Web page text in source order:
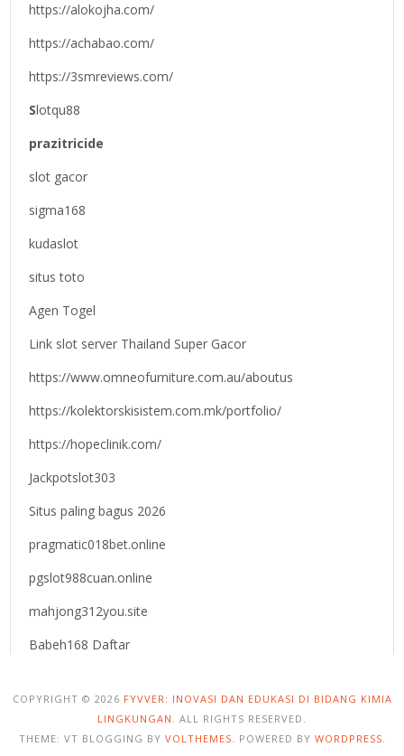
https://alokojha.com/
https://achabao.com/
https://3smreviews.com/
Slotqu88
prazitricide
slot gacor
sigma168
kudaslot
situs toto
Agen Togel
Link slot server Thailand Super Gacor
https://www.omneofurniture.com.au/aboutus
https://kolektorskisistem.com.mk/portfolio/
https://hopeclinik.com/
Jackpotslot303
Situs paling bagus 2026
pragmatic018bet.online
pgslot988cuan.online
mahjong312you.site
Babeh168 Daftar
COPYRIGHT © 2026 FYVVER: INOVASI DAN EDUKASI DI BIDANG KIMIA
LINGKUNGAN . ALL RIGHTS RESERVED.
THEME: VT BLOGGING BY VOLTHEMES. POWERED BY WORDPRESS.